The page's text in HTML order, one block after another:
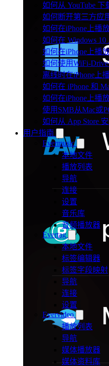
如何从 YouTube 下
如何断开第三方应
如何在iPhone上播
如何在 Windows
如何在iPhone上播
如何使用WiFi-
离线时在iPhone上
如何在 iPhone 和
如何在iPhone上播
使用SMB从Mac或
如何从 App Store
用户指南
Evermusic
本地文件
播放列表
导航
连接
设置
音乐库
音频播放器
Evertag
本地文件
标签编辑器
标签字段映射
导航
连接
设置
Evervideo
播放列表
导航
媒体播放器
媒体资料库